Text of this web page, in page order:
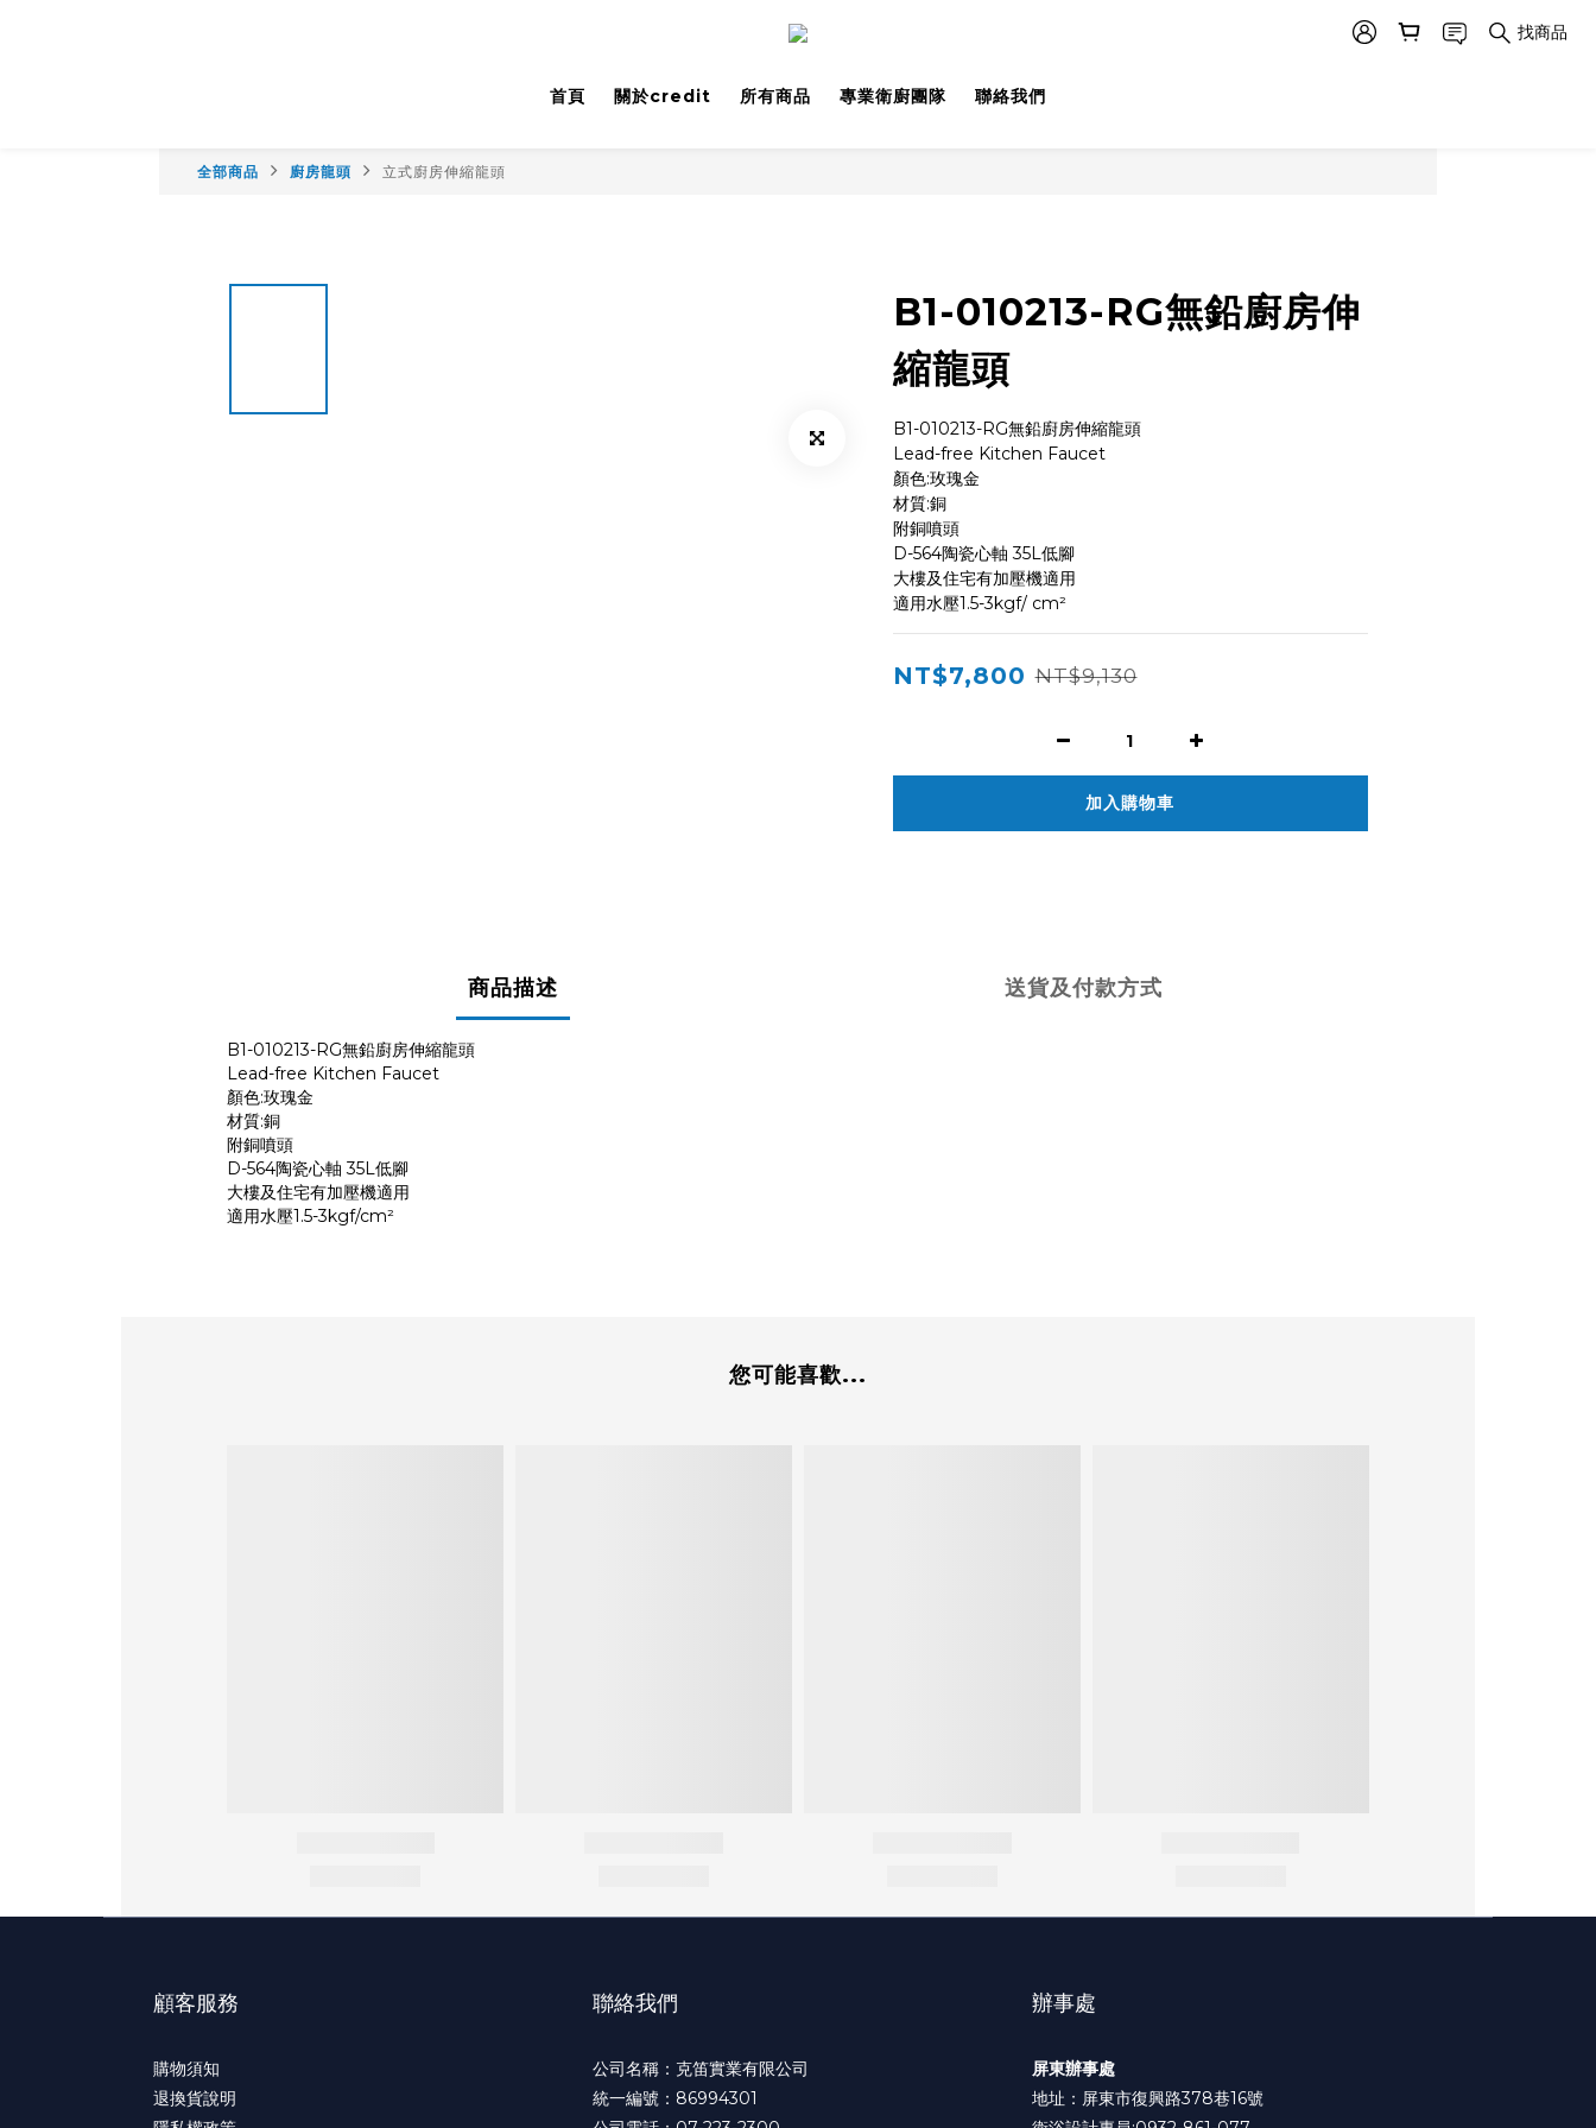
找商品
首頁 關於credit 所有商品 專業衛廚團隊 聯絡我們
全部商品 廚房龍頭 立式廚房伸縮龍頭
B1-010213-RG無鉛廚房伸
縮龍頭
B1-010213-RG無鉛廚房伸縮龍頭
Lead-free Kitchen Faucet
顏色:玫瑰金
材質:銅
附銅噴頭
D-564陶瓷心軸 35L低腳
大樓及住宅有加壓機適用
適用水壓1.5-3kgf/ cm²
NT$7,800 NT$9,130
加入購物車
商品描述 送貨及付款方式
B1-010213-RG無鉛廚房伸縮龍頭
Lead-free Kitchen Faucet
顏色:玫瑰金
材質:銅
附銅噴頭
D-564陶瓷心軸 35L低腳
大樓及住宅有加壓機適用
適用水壓1.5-3kgf/cm²
您可能喜歡...
顧客服務
購物須知
退換貨說明
聯絡我們
公司名稱：克笛實業有限公司
統一編號：86994301
辦事處
屏東辦事處
地址：屏東市復興路378巷16號